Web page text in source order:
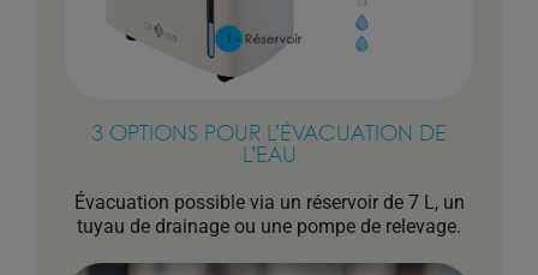
3 OPTIONS POUR L’ÉVACUATION DE
L’EAU
Évacuation possible via un réservoir de 7 L, un
tuyau de drainage ou une pompe de relevage.